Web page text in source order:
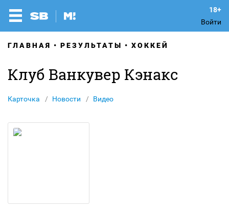
Войти
ГЛАВНАЯ РЕЗУЛЬТАТЫ ХОККЕЙ
Клуб Ванкувер Кэнакс
Карточка Новости Видео